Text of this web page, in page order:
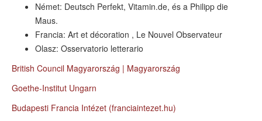
Német: Deutsch Perfekt, Vitamin.de, és a Philipp die
Maus.
Francia: Art et décoration , Le Nouvel Observateur
Olasz: Osservatorio letterario
British Council Magyarország | Magyarország
Goethe-Institut Ungarn
Budapesti Francia Intézet (franciaintezet.hu)